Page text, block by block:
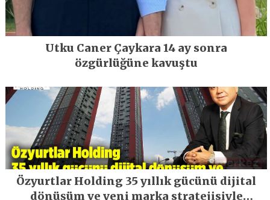
Utku Caner Çaykara 14 ay sonra
özgürlüğüne kavuştu
Özyurtlar Holding 35 yıllık gücünü dijital
dönüşüm ve yeni marka stratejisiyle